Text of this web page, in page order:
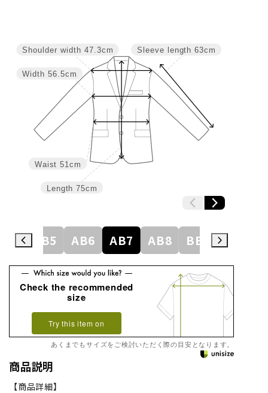
Sleeve length 63cm
Length 75cm
Waist 51cm
Width 56.5cm
Shoulder width 47.3cm
AB5 AB6 AB7 AB8 BE3 BE4
Check the recommended
size
Try this item on
あくまでもサイズをご検討いただく際の目安となります。
商品説明
【商品詳細】